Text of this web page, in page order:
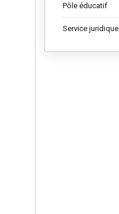
Pôle éducatif
Service juridique